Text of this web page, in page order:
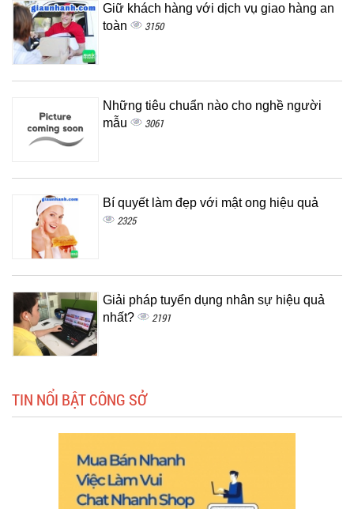
Giữ khách hàng với dịch vụ giao hàng an
toàn
3150
Những tiêu chuẩn nào cho nghề người
mẫu
3061
Bí quyết làm đẹp với mật ong hiệu quả
2325
Giải pháp tuyển dụng nhân sự hiệu quả
nhất?
2191
TIN NỔI BẬT CÔNG SỞ